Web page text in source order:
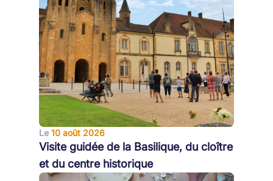
Le 10 août 2026
Visite guidée de la Basilique, du cloître
et du centre historique